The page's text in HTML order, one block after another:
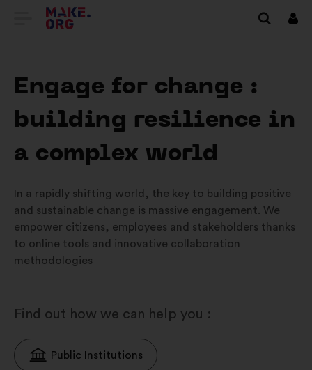
IR
PÁGINA
DE
INICIO
MAKE.ORG
Engage for change :
building resilience in
a complex world
In a rapidly shifting world, the key to building positive
and sustainable change is massive engagement. We
empower citizens, employees and stakeholders thanks
to online tools and innovative collaboration
methodologies
Find out how we can help you :
Public Institutions